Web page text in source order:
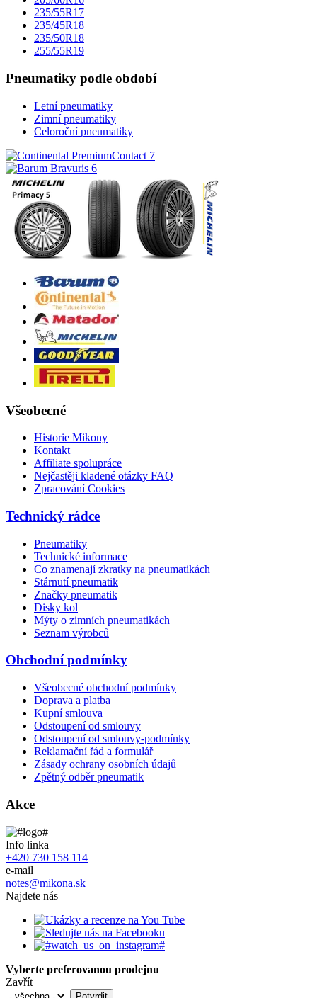
235/55R17
235/45R18
235/50R18
255/55R19
Pneumatiky podle období
Letní pneumatiky
Zimní pneumatiky
Celoroční pneumatiky
Všeobecné
Historie Mikony
Kontakt
Affiliate spolupráce
Nejčastěji kladené otázky FAQ
Zpracování Cookies
Technický rádce
Pneumatiky
Technické informace
Co znamenají zkratky na pneumatikách
Stárnutí pneumatik
Značky pneumatik
Disky kol
Mýty o zimních pneumatikách
Seznam výrobců
Obchodní podmínky
Všeobecné obchodní podmínky
Doprava a platba
Kupní smlouva
Odstoupení od smlouvy
Odstoupení od smlouvy-podmínky
Reklamační řád a formulář
Zásady ochrany osobních údajů
Zpětný odběr pneumatik
Akce
Info linka
+420 730 158 114
e-mail
notes@mikona.sk
Najdete nás
Vyberte preferovanou prodejnu
Zavřít